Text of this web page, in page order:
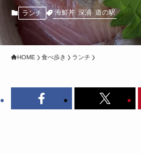
ランチ 海鮮丼 深浦 道の駅
HOME 食べ歩き ランチ